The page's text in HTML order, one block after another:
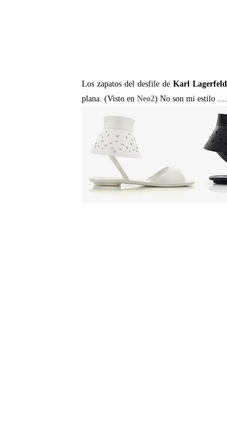
Los zapatos del desfile de Karl Lagerfeld
plana. (Visto en Neo2) No son mi estilo .....